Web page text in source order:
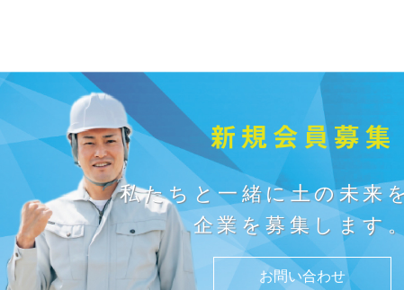
新規会員募集
私たちと一緒に土の未来
企業を募集します。
お問い合わせ